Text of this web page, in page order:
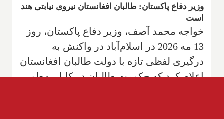
وزیر دفاع پاکستان: طالبان افغانستان نیروی نیابتی هند
است
خواجه محمد آصف، وزیر دفاع پاکستان، روز
13 مه 2026 در اسلام‌آباد در واکنش به
درگیری لفظی تازه با دولت طالبان افغانستان
اعلام کرد که حکومت طالبان در کابل به‌طور